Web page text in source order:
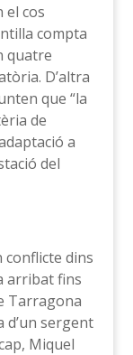
el cos
compta
quatre
D’altra
que “la
de
a
del
conflicte dins
arribat fins
Tarragona
d’un sergent
Miquel